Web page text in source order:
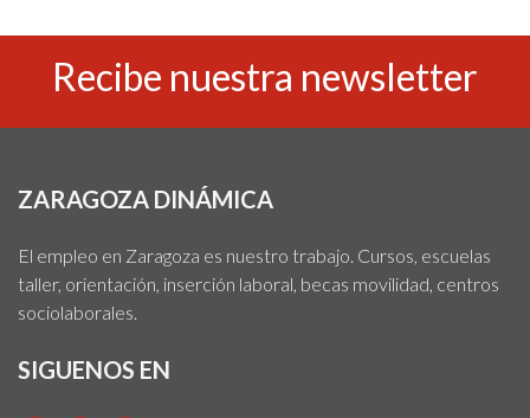
Recibe nuestra newsletter
ZARAGOZA DINÁMICA
El empleo en Zaragoza es nuestro trabajo. Cursos, escuelas
taller, orientación, inserción laboral, becas movilidad, centros
sociolaborales.
SIGUENOS EN